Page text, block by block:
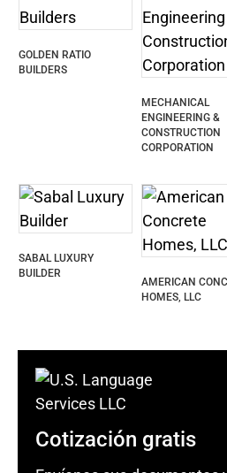
GOLDEN RATIO
BUILDERS
MECHANICAL
ENGINEERING &
CONSTRUCTION
CORPORATION
SABAL LUXURY
BUILDER
AMERICAN
HOMES, LLC
Cotización gratis